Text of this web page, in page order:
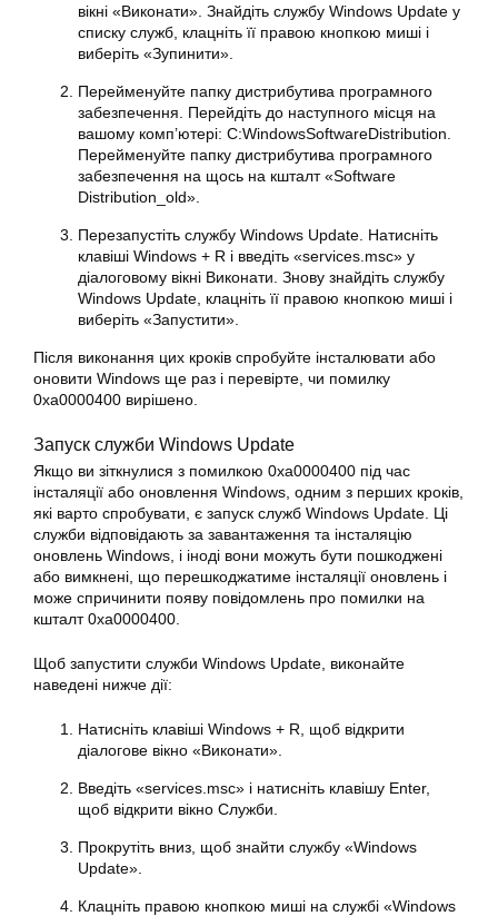
вікні «Виконати». Знайдіть службу Windows Update у
списку служб, клацніть її правою кнопкою миші і
виберіть «Зупинити».
Перейменуйте папку дистрибутива програмного
забезпечення. Перейдіть до наступного місця на
вашому комп’ютері: C:WindowsSoftwareDistribution.
Перейменуйте папку дистрибутива програмного
забезпечення на щось на кшталт «Software
Distribution_old».
Перезапустіть службу Windows Update. Натисніть
клавіші Windows + R і введіть «services.msc» у
діалоговому вікні Виконати. Знову знайдіть службу
Windows Update, клацніть її правою кнопкою миші і
виберіть «Запустити».
Після виконання цих кроків спробуйте інсталювати або
оновити Windows ще раз і перевірте, чи помилку
0xa0000400 вирішено.
Запуск служби Windows Update
Якщо ви зіткнулися з помилкою 0xa0000400 під час
інсталяції або оновлення Windows, одним з перших кроків,
які варто спробувати, є запуск служб Windows Update. Ці
служби відповідають за завантаження та інсталяцію
оновлень Windows, і іноді вони можуть бути пошкоджені
або вимкнені, що перешкоджатиме інсталяції оновлень і
може спричинити появу повідомлень про помилки на
кшталт0xa0000400
Щоб запустити служби Windows Update, виконайте
наведені нижче дії:
Натисніть клавіші Windows + R, щоб відкрити
діалогове вікно «Виконати».
Введіть «services.msc» і натисніть клавішу Enter,
щоб відкрити вікно Служби.
Прокрутіть вниз, щоб знайти службу «Windows
Update».
Клацніть правою кнопкою миші на службі «Windows